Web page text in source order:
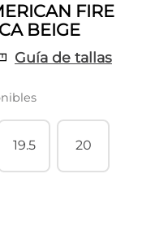
FIRE
BEIGE
Guía de tallas
19.5 20